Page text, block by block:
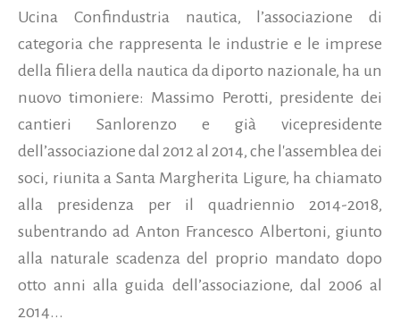
Ucina Confindustria nautica, l’associazione di
categoria che rappresenta le industrie e le imprese
della filiera della nautica da diporto nazionale, ha un
nuovo timoniere: Massimo Perotti, presidente dei
cantieri Sanlorenzo e già vicepresidente
dell’associazione dal 2012 al 2014, che l'assemblea dei
soci, riunita a Santa Margherita Ligure, ha chiamato
alla presidenza per il quadriennio 2014-2018,
subentrando ad Anton Francesco Albertoni, giunto
alla naturale scadenza del proprio mandato dopo
otto anni alla guida dell’associazione, dal 2006 al
2014...